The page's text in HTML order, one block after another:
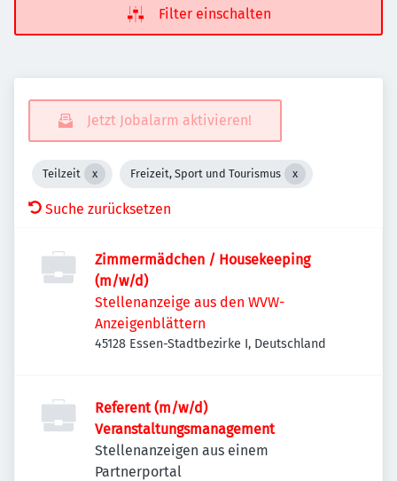
Filter einschalten
Jetzt Jobalarm aktivieren!
Teilzeit Freizeit, Sport und Tourismus
Suche zurücksetzen
Zimmermädchen / Housekeeping
(m/w/d)
Stellenanzeige aus den WVW-
Anzeigenblättern
45128 Essen-Stadtbezirke I, Deutschland
Referent (m/w/d)
Veranstaltungsmanagement
Stellenanzeigen aus einem
Partnerportal